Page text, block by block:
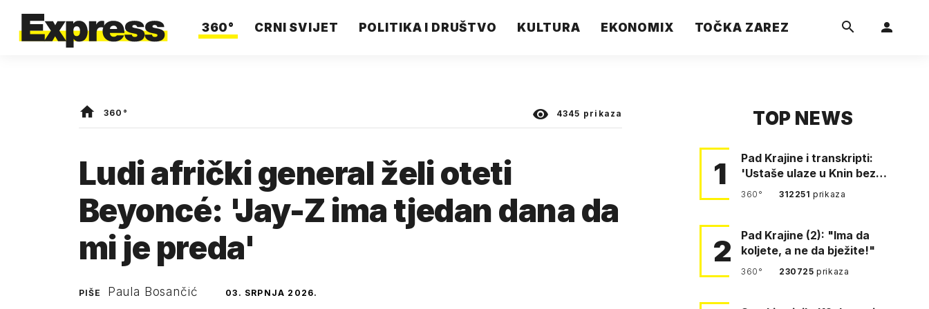
360° CRNI SVIJET POLITIKA I DRUŠTVO KULTURA EKONOMIX TOČKA ZAREZ
360° 4345 prikaza
Ludi afrički general želi oteti
Beyoncé: 'Jay-Z ima tjedan dana da
mi je preda'
PIŠE Paula Bosančić 03. SRPNJA 2026.
TOP NEWS
1
Pad Krajine i transkripti:
'Ustaše ulaze u Knin bez
borbe. Mile, ovo je bežanij…
360° 312251prikaza
2
Pad Krajine (2): "Ima da
koljete, a ne da bježite!"
360° 230725prikaza